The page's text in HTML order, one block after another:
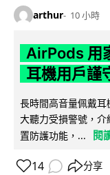
arthur 10 小時
AirPods 用
耳機用戶
長時間高音量佩戴
大聽力受損警號，
置防護功能，...
閱
14 分享